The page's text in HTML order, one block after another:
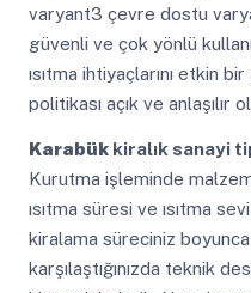
varyant3 çevre dostu
güvenli ve çok yönlü
ısıtma ihtiyaçlarını etkin
politikası açık ve anlaşılır
Karabükkiralık sanayi
Kurutma işleminde
ısıtma süresi ve ısıtma
kiralama süreciniz
karşılaştığınızda teknik